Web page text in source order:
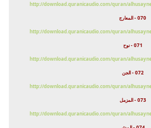
http://download.quranicaudio.com/quran/
070 - المعارج
http://download.quranicaudio.com/quran/
071 - نوح
http://download.quranicaudio.com/quran/
072 - الجن
http://download.quranicaudio.com/quran/
073 - المزمل
http://download.quranicaudio.com/quran/